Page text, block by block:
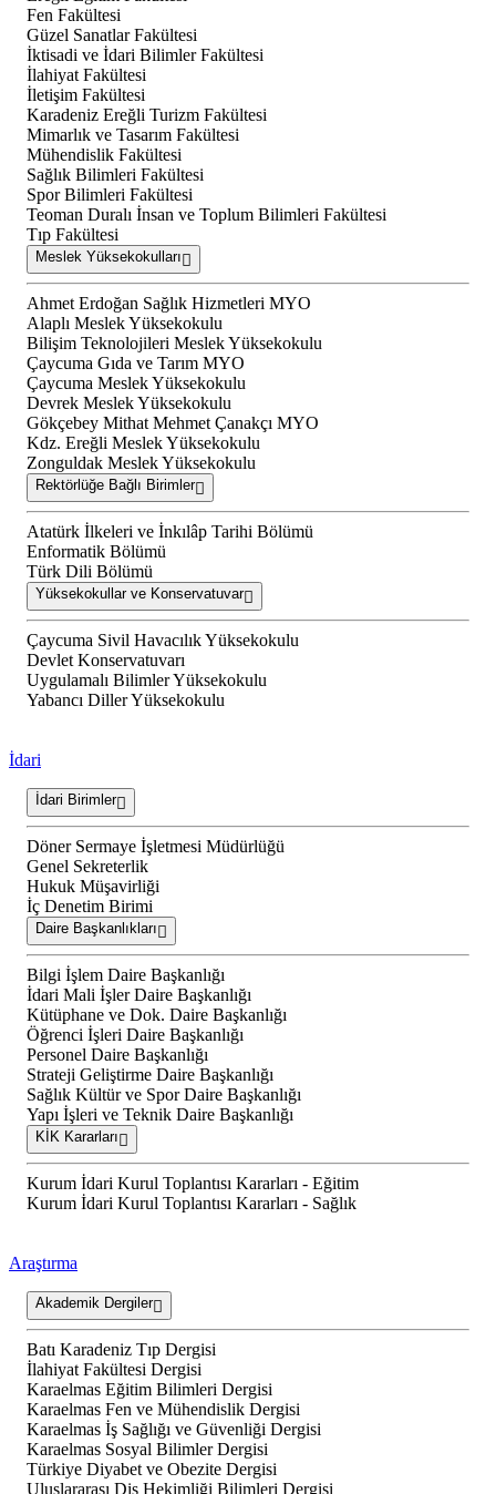
Fen Fakültesi
Güzel Sanatlar Fakültesi
İktisadi ve İdari Bilimler Fakültesi
İlahiyat Fakültesi
İletişim Fakültesi
Karadeniz Ereğli Turizm Fakültesi
Mimarlık ve Tasarım Fakültesi
Mühendislik Fakültesi
Sağlık Bilimleri Fakültesi
Spor Bilimleri Fakültesi
Teoman Duralı İnsan ve Toplum Bilimleri Fakültesi
Tıp Fakültesi
Meslek Yüksekokulları
Ahmet Erdoğan Sağlık Hizmetleri MYO
Alaplı Meslek Yüksekokulu
Bilişim Teknolojileri Meslek Yüksekokulu
Çaycuma Gıda ve Tarım MYO
Çaycuma Meslek Yüksekokulu
Devrek Meslek Yüksekokulu
Gökçebey Mithat Mehmet Çanakçı MYO
Kdz. Ereğli Meslek Yüksekokulu
Zonguldak Meslek Yüksekokulu
Rektörlüğe Bağlı Birimler
Atatürk İlkeleri ve İnkılâp Tarihi Bölümü
Enformatik Bölümü
Türk Dili Bölümü
Yüksekokullar ve Konservatuvar
Çaycuma Sivil Havacılık Yüksekokulu
Devlet Konservatuvarı
Uygulamalı Bilimler Yüksekokulu
Yabancı Diller Yüksekokulu
İdari
İdari Birimler
Döner Sermaye İşletmesi Müdürlüğü
Genel Sekreterlik
Hukuk Müşavirliği
İç Denetim Birimi
Daire Başkanlıkları
Bilgi İşlem Daire Başkanlığı
İdari Mali İşler Daire Başkanlığı
Kütüphane ve Dok. Daire Başkanlığı
Öğrenci İşleri Daire Başkanlığı
Personel Daire Başkanlığı
Strateji Geliştirme Daire Başkanlığı
Sağlık Kültür ve Spor Daire Başkanlığı
Yapı İşleri ve Teknik Daire Başkanlığı
KİK Kararları
Kurum İdari Kurul Toplantısı Kararları - Eğitim
Kurum İdari Kurul Toplantısı Kararları - Sağlık
Araştırma
Akademik Dergiler
Batı Karadeniz Tıp Dergisi
İlahiyat Fakültesi Dergisi
Karaelmas Eğitim Bilimleri Dergisi
Karaelmas Fen ve Mühendislik Dergisi
Karaelmas İş Sağlığı ve Güvenliği Dergisi
Karaelmas Sosyal Bilimler Dergisi
Türkiye Diyabet ve Obezite Dergisi
Uluslararası Diş Hekimliği Bilimleri Dergisi